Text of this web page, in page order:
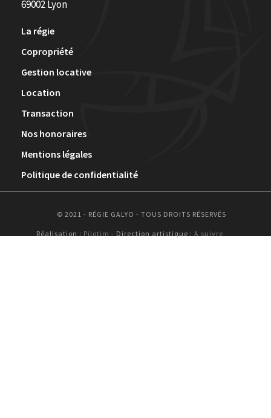
69002 Lyon
La régie
Copropriété
Gestion locative
Location
Transaction
Nos honoraires
Mentions légales
Politique de confidentialité
© 2021 - RÉGIE GALYO - TOUS DROITS RÉSERVÉS
Réalisation : Pilotim - Direction artistique : A suivre